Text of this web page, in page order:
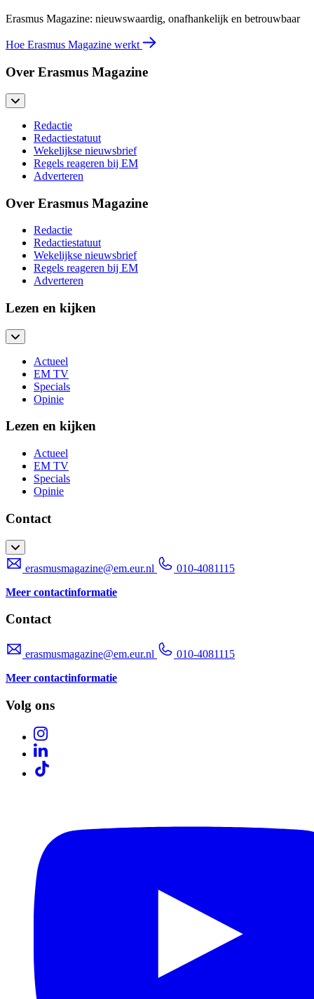
Erasmus Magazine: nieuwswaardig, onafhankelijk en betrouwbaar
Hoe Erasmus Magazine werkt
Over Erasmus Magazine
Redactie
Redactiestatuut
Wekelijkse nieuwsbrief
Regels reageren bij EM
Adverteren
Over Erasmus Magazine
Redactie
Redactiestatuut
Wekelijkse nieuwsbrief
Regels reageren bij EM
Adverteren
Lezen en kijken
Actueel
EM TV
Specials
Opinie
Lezen en kijken
Actueel
EM TV
Specials
Opinie
Contact
erasmusmagazine@em.eur.nl
010-4081115
Meer contactinformatie
Contact
erasmusmagazine@em.eur.nl
010-4081115
Meer contactinformatie
Volg ons